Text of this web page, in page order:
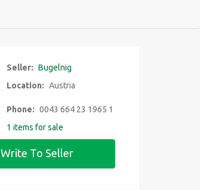
Seller: Bugelnig
Location: Austria
Phone: 0043 664 23 1965 1
1 items for sale
Write To Seller